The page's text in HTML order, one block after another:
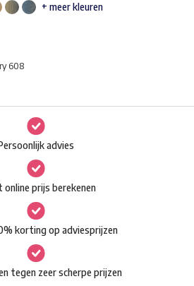
zoek?
Dit
Deze
optie
kan
gekozen
worden
op
de
productpagina
+ meer kleuren
608
advies
online prijs berekenen
korting op adviesprijzen
tegen zeer scherpe prijzen